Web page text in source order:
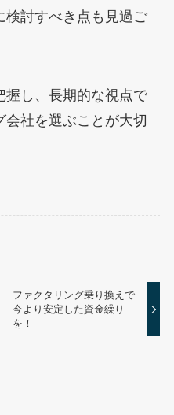
検討すべき点も見過ご
握し、長期的な視点で
社を選ぶことが大切
ファクタリング乗り換えで
今より安定した資金繰り
を！